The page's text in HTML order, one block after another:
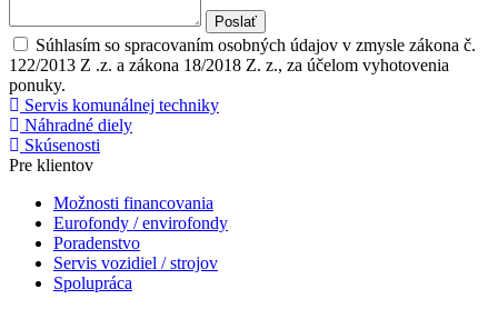
Poslať
Súhlasím so spracovaním osobných údajov v zmysle zákona č.
122/2013 Z .z. a zákona 18/2018 Z. z., za účelom vyhotovenia
ponuky.
Servis komunálnej techniky
Náhradné diely
Skúsenosti
Pre klientov
Možnosti financovania
Eurofondy / envirofondy
Poradenstvo
Servis vozidiel / strojov
Spolupráca